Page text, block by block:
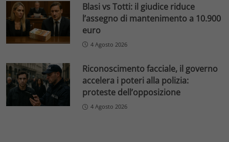
Blasi vs Totti: il giudice riduce
l’assegno di mantenimento a 10.900
euro
4 Agosto 2026
Riconoscimento facciale, il governo
accelera i poteri alla polizia:
proteste dell’opposizione
4 Agosto 2026